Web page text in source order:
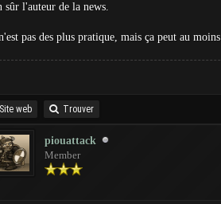
sûr l'auteur de la news.
pas des plus pratique, mais ça peut au
Site web Trouver
piouattack
Member